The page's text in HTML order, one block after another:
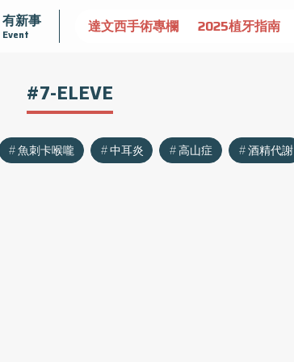
有新事
Event
守護骨骼健康 達文西手術專欄 2025植牙指南
#7-ELEVE
魚刺卡喉嚨 中耳炎 高山症 酒精代謝